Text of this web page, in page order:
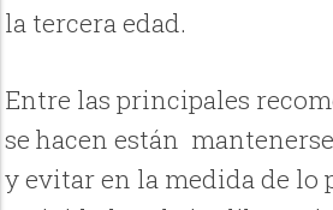
la tercera edad.
Entre las principales
se hacen están
y evitar en la medida de lo